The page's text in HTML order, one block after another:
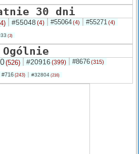
30 dni
#55048 (4) #55064(4) #55271(4)
(3)
Ogólnie
(526) #20916 (399) #8676(315)
#716 (243) #32804 (216)